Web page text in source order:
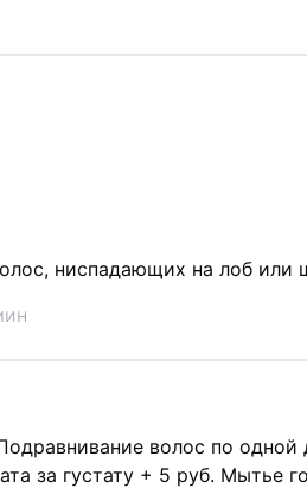
ниспадающих на лоб или
волос по
за густату + 5 руб. Мытье